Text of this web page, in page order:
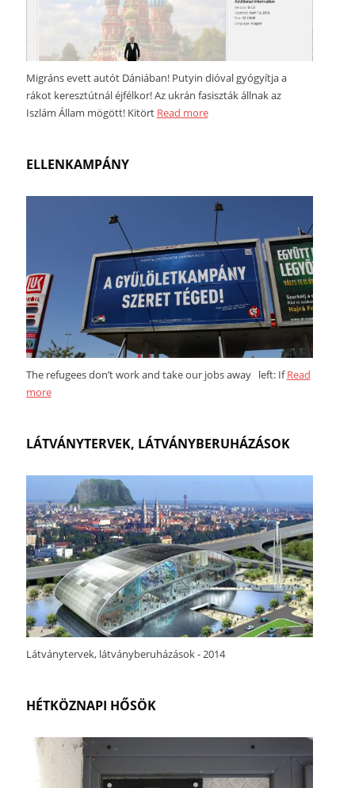
Migráns evett autót Dániában! Putyin dióval gyógyítja a
rákot keresztútnál éjfélkor! Az ukrán fasiszták állnak az
Iszlám Állam mögött! Kitört Read more
ELLENKAMPÁNY
The refugees don’t work and take our jobs away left: IfRead
more
LÁTVÁNYTERVEK, LÁTVÁNYBERUHÁZÁSOK
Látványtervek, látványberuházások - 2014
HÉTKÖZNAPI HŐSÖK